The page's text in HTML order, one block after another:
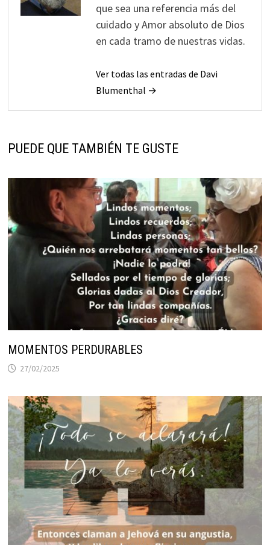
que sea una referencia más del
cuidado y Amor absoluto de Dios
en cada tramo de nuestras vidas.
Ver todas las entradas de Davi
Blumenthal →
PUEDE QUE TAMBIÉN TE GUSTE
MOMENTOS PERDURABLES
27/02/2025